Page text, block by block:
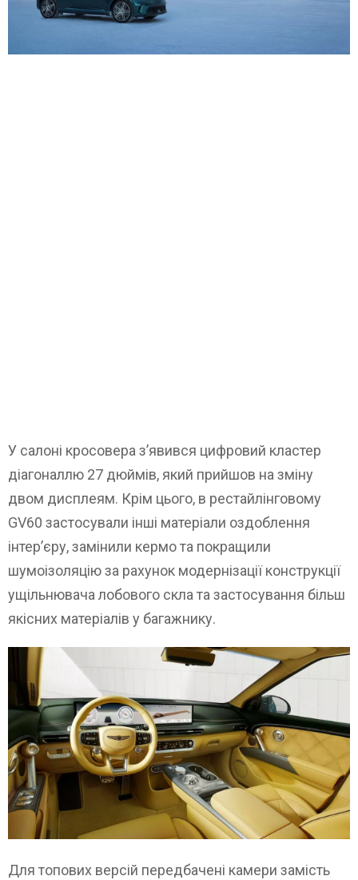
У салоні кросовера з’явився цифровий кластер
діагоналлю 27 дюймів, який прийшов на зміну
двом дисплеям. Крім цього, в рестайлінговому
GV60 застосували інші матеріали оздоблення
інтер’єру, замінили кермо та покращили
шумоізоляцію за рахунок модернізації конструкції
ущільнювача лобового скла та застосування більш
якісних матеріалів у багажнику.
Для топових версій передбачені камери замість